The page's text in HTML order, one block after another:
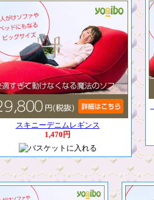
スキニーデニムレギンス
1,470円